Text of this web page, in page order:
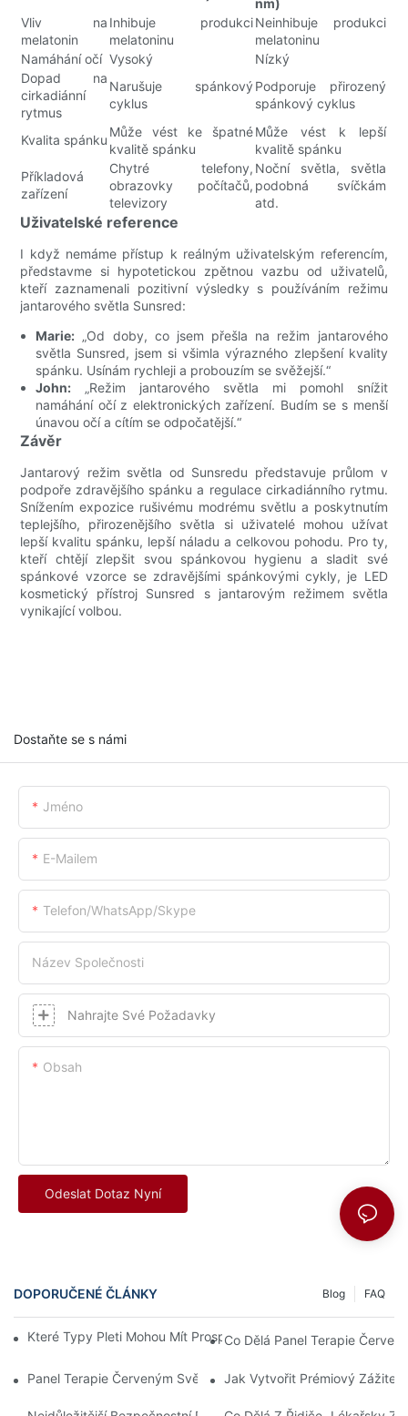
Vliv na
melatonin
Inhibuje produkci
melatoninu
Neinhibuje produkci
melatoninu
Namáhání očí Vysoký
Nízký
Dopad na
cirkadiánní
rytmus
Narušuje spánkový
cyklus
Podporuje přirozený
spánkový cyklus
Kvalita spánku
Může vést ke špatné
kvalitě spánku
Může vést k lepší
kvalitě spánku
Příkladová
zařízení
Chytré telefony,
obrazovky počítačů,
televizory
Noční světla, světla
podobná svíčkám
atd.
Uživatelské reference
I když nemáme přístup k reálným uživatelským referencím,
představme si hypotetickou zpětnou vazbu od uživatelů,
kteří zaznamenali pozitivní výsledky s používáním režimu
jantarového světla Sunsred:
Marie: „Od doby, co jsem přešla na režim jantarového
světla Sunsred, jsem si všimla výrazného zlepšení kvality
spánku. Usínám rychleji a probouzím se svěžejší.“
John: „Režim jantarového světla mi pomohl snížit
namáhání očí z elektronických zařízení. Budím se s menší
únavou očí a cítím se odpočatější.“
Závěr
Jantarový režim světla od Sunsredu představuje průlom v
podpoře zdravějšího spánku a regulace cirkadiánního rytmu.
Snížením expozice rušivému modrému světlu a poskytnutím
teplejšího, přirozenějšího světla si uživatelé mohou užívat
lepší kvalitu spánku, lepší náladu a celkovou pohodu. Pro ty,
kteří chtějí zlepšit svou spánkovou hygienu a sladit své
spánkové vzorce se zdravějšími spánkovými cykly, je LED
kosmetický přístroj Sunsred s jantarovým režimem světla
vynikající volbou.
Dostaňte se s námi
Jméno
E-Mailem
Telefon/whatsApp/skype
Název Společnosti
Nahrajte Své Požadavky
Obsah
Odeslat Dotaz Nyní
DOPORUČENÉ ČLÁNKY FAQ
Blog
Které Typy Pleti Mohou Mít Prospěch Z Terapie Červeným
Co Dělá Panel Terapie
Panel Terapie Červeným Světlem: Jak Dlouho Trvá, Než Se
Jak Vytvořit Prémiový Zážitek